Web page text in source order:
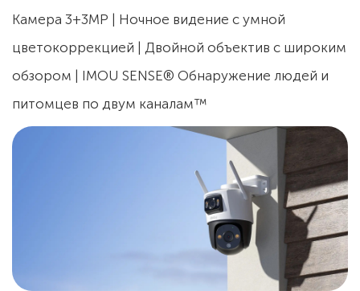
Камера 3+3MP | Ночное видение с умной
цветокоррекцией | Двойной объектив с широким
обзором | IMOU SENSE® Обнаружение людей и
питомцев по двум каналам™